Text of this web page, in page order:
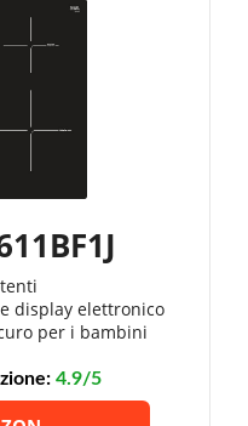
display elettronico
per i bambini
4.9/5